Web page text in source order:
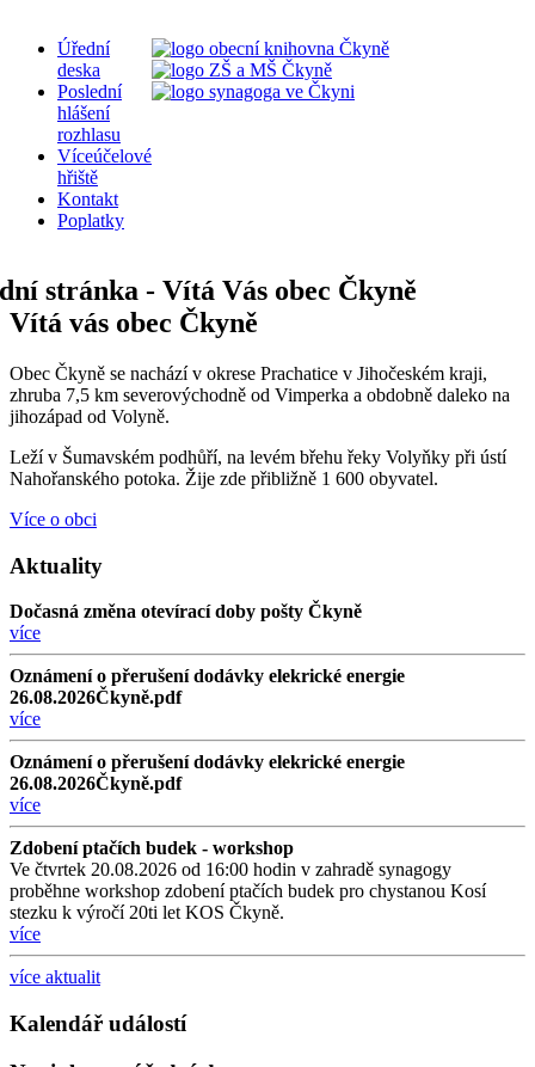
Úřední
deska
Poslední
hlášení
rozhlasu
Víceúčelové
hřiště
Kontakt
Poplatky
Vítá vás obec Čkyně
Obec Čkyně se nachází v okrese Prachatice v Jihočeském kraji,
zhruba 7,5 km severovýchodně od Vimperka a obdobně daleko na
jihozápad od Volyně.
Leží v Šumavském podhůří, na levém břehu řeky Volyňky při ústí
Nahořanského potoka. Žije zde přibližně 1 600 obyvatel.
Více o obci
Aktuality
Dočasná změna otevírací doby pošty Čkyně
více
Oznámení o přerušení dodávky elekrické energie
26.08.2026Čkyně.pdf
více
Oznámení o přerušení dodávky elekrické energie
26.08.2026Čkyně.pdf
více
Zdobení ptačích budek - workshop
Ve čtvrtek 20.08.2026 od 16:00 hodin v zahradě synagogy
proběhne workshop zdobení ptačích budek pro chystanou Kosí
stezku k výročí 20ti let KOS Čkyně.
více
více aktualit
Kalendář událostí